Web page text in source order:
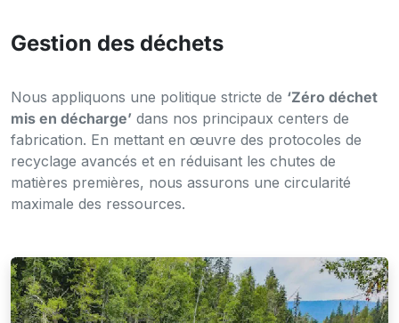
Gestion des déchets
Nous appliquons une politique stricte de ‘Zéro déchet
mis en décharge’ dans nos principaux centers de
fabrication. En mettant en œuvre des protocoles de
recyclage avancés et en réduisant les chutes de
matières premières, nous assurons une circularité
maximale des ressources.